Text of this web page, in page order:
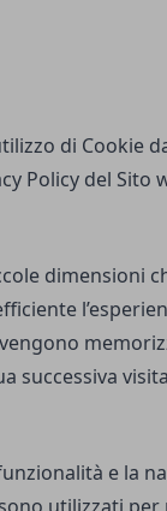
di Cookie
Policy del Sito
dimensioni
successiva
e la